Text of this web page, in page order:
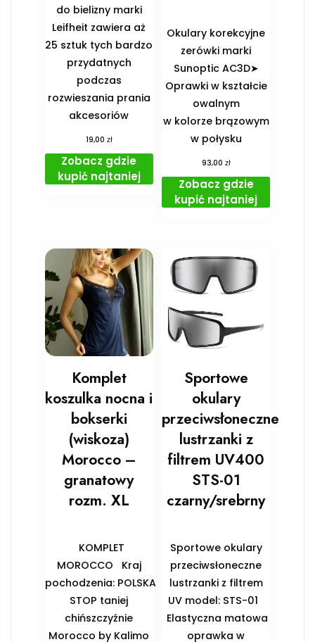
do bielizny marki
Leifheit zawiera aż
25 sztuk tych bardzo
przydatnych
podczas
rozwieszania prania
akcesoriów
19,00 zł
Zobacz gdzie
kupić najtaniej
Okulary korekcyjne
zerówki marki
Sunoptic AC3D➤
Oprawki w kształcie
owalnym
w kolorze brązowym
w połysku
93,00 zł
Zobacz gdzie
kupić najtaniej
Komplet
koszulka nocna i
bokserki
(wiskoza)
Morocco –
granatowy
rozm. XL
KOMPLET
MOROCCO Kraj
pochodzenia: POLSKA
STOP taniej
chińszczyźnie
Morocco by Kalimo
Sportowe
okulary
przeciwsłoneczne
lustrzanki z
filtrem UV400
STS-01
czarny/srebrny
Sportowe okulary
przeciwsłoneczne
lustrzanki z filtrem
UV model: STS-01
Elastyczna matowa
oprawka w